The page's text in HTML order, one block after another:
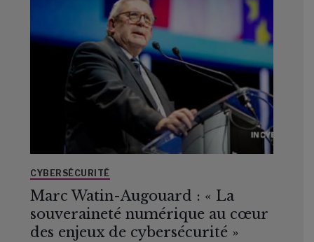
CYBERSÉCURITÉ
Marc Watin-Augouard : « La
souveraineté numérique au cœur
des enjeux de cybersécurité »